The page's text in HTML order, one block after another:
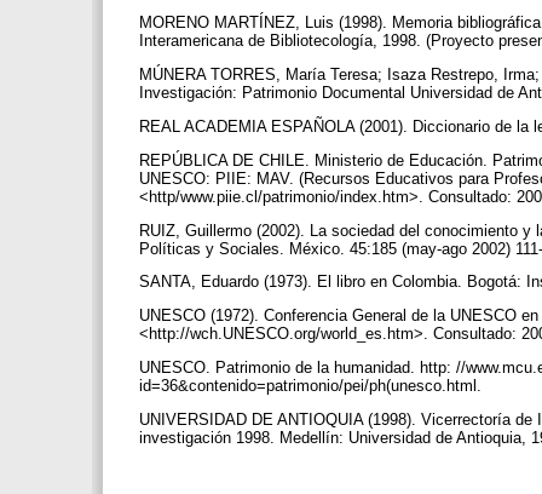
MORENO MARTÍNEZ, Luis (1998). Memoria
Interamericana de Bibliotecología, 1998. (Proyecto
MÚNERA TORRES, María Teresa; Isaza Restrepo,
Investigación: Patrimonio Documental Universidad de
REAL ACADEMIA ESPAÑOLA (2001). Diccionario de
REPÚBLICA DE CHILE. Ministerio de Educación.
UNESCO: PIIE: MAV. (Recursos Educativos para
<http/www.piie.cl/patrimonio/index.htm>. Consultado:
RUIZ, Guillermo (2002). La sociedad del conocimiento
Políticas y Sociales. México. 45:185 (may-ago 2002)
SANTA, Eduardo (1973). El libro en Colombia. Bogotá:
UNESCO (1972). Conferencia General de la UNESCO
<http://wch.UNESCO.org/world_es.htm>. Consultado:
UNESCO. Patrimonio de la humanidad. http: //
id=36&contenido=patrimonio/pei/ph(unesco.html.
UNIVERSIDAD DE ANTIOQUIA (1998). Vicerrectoría
investigación 1998. Medellín: Universidad de Antioquia,